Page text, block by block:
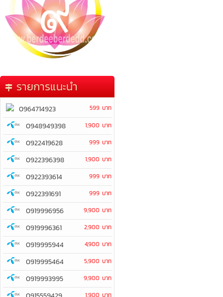
รายการแนะนำ
0964714923 599 บาท
0948949398 1,900 บาท
0922419628 999 บาท
0922396398 1,900 บาท
0922393614 999 บาท
0922391691 999 บาท
0919996956 9,900 บาท
0919996361 2,900 บาท
0919995944 4,900 บาท
0919995464 5,900 บาท
0919993995 9,900 บาท
1,900 บาท